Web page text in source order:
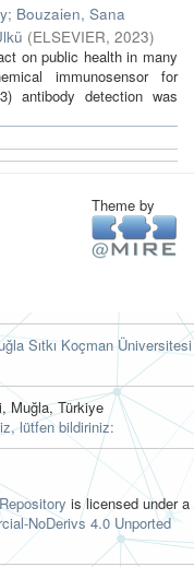
; Bouzaien, Sana
(ELSEVIER, 2023)
on public health in many
immunosensor for
antibody detection was
Theme by
Sıtkı Koçman Üniversitesi
Muğla, Türkiye
lütfen bildiriniz:
is licensed under a
NoDerivs 4.0 Unported